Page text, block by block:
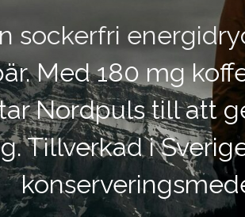
sockerfri
Med 180 mg
Nordpuls till att
Tillverkad i